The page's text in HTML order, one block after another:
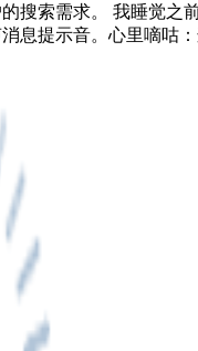
搜索需求。 我睡觉
息提示音。心里嘀咕